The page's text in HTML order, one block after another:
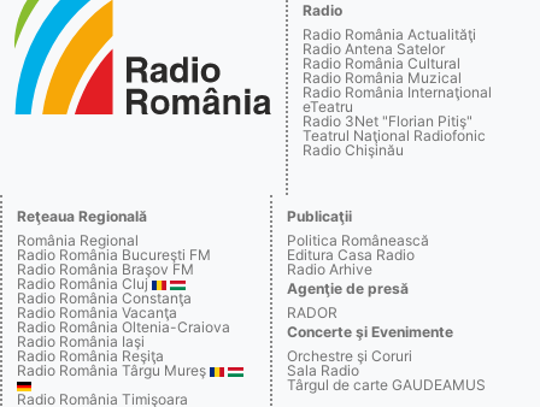
Radio
Radio România Actualităţi
Radio Antena Satelor
Radio România Cultural
Radio România Muzical
Radio România Internaţional
eTeatru
Radio 3Net "Florian Pitiş"
Teatrul Naţional Radiofonic
Radio Chişinău
Reţeaua Regională
România Regional
Radio România Bucureşti FM
Radio România Braşov FM
Radio România Cluj
Radio România Constanţa
Radio România Vacanţa
Radio România Oltenia-Craiova
Radio România Iaşi
Radio România Reşiţa
Radio România Târgu Mureş
Radio România Timişoara
Publicaţii
Politica Românească
Editura Casa Radio
Radio Arhive
Agenţie de presă
RADOR
Concerte şi Evenimente
Orchestre şi Coruri
Sala Radio
Târgul de carte GAUDEAMUS